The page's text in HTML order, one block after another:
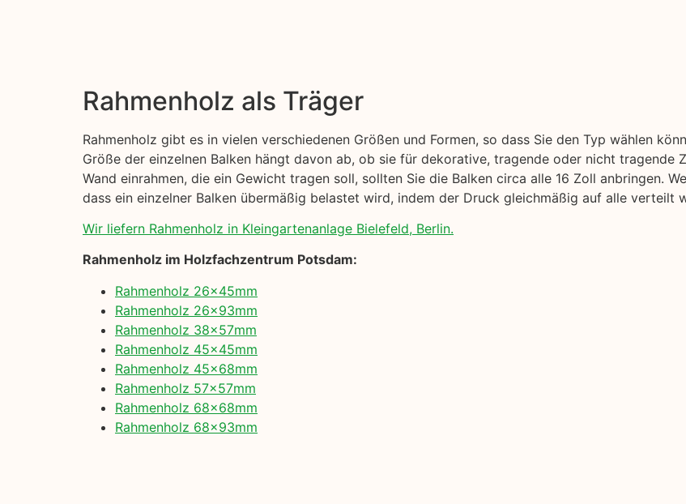
Rahmenholz als Träger
Rahmenholz gibt es in vielen verschiedenen Größen und Formen, so dass Sie den Typ wählen
Größe der einzelnen Balken hängt davon ab, ob sie für dekorative, tragende oder nicht tragende
Wand einrahmen, die ein Gewicht tragen soll, sollten Sie die Balken circa alle 16 Zoll anbringen.
dass ein einzelner Balken übermäßig belastet wird, indem der Druck gleichmäßig auf alle verteilt
Wir liefern Rahmenholz in Kleingartenanlage Bielefeld, Berlin.
Rahmenholz im Holzfachzentrum Potsdam:
Rahmenholz 26x45mm
Rahmenholz 26x93mm
Rahmenholz 38x57mm
Rahmenholz 45x45mm
Rahmenholz 45x68mm
Rahmenholz 57x57mm
Rahmenholz 68x68mm
Rahmenholz 68x93mm